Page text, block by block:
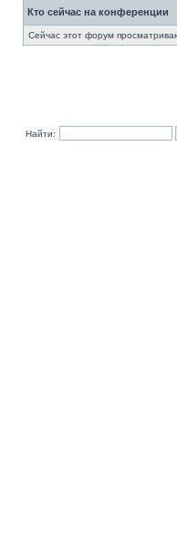
Кто сейчас на конференции
Сейчас этот форум
Найти: